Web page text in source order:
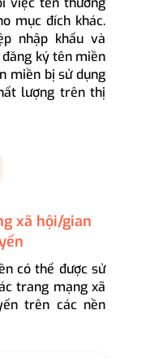
mục đích khác.
nhập khẩu và
ký tên miền
miền bị sử dụng
lượng trên thị
xã hội/gian
có thể được sử
trang mạng xã
trên các nền